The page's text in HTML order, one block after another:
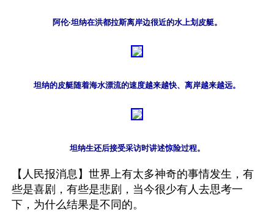
阿伦·坦纳在洪都拉斯离岸边很近的水上划皮艇。
坦纳的皮艇随着海水漂流的速度越来越快、离岸越来越远。
坦纳生还后接受采访时讲述惊险过程。
【人民报消息】世界上有太多神奇的事情发生，有
些是喜剧，有些是悲剧，当今很少有人去思考一
下，为什么结果是不同的。